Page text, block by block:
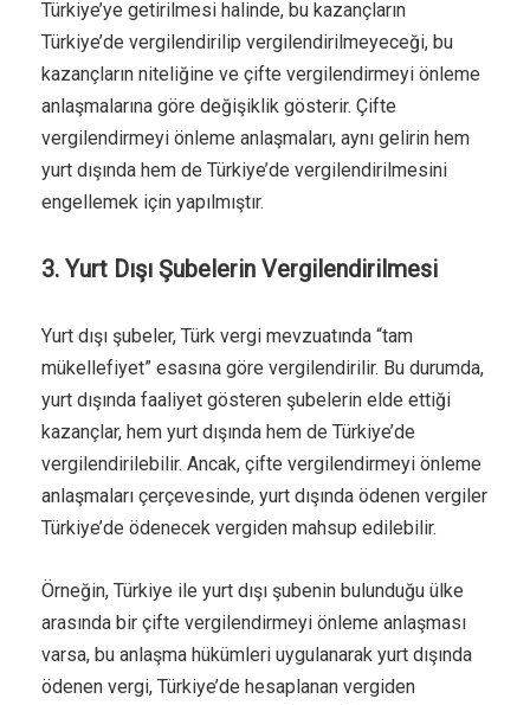
Türkiye’ye getirilmesi halinde, bu kazançların
Türkiye’de vergilendirilip vergilendirilmeyeceği, bu
kazançların niteliğine ve çifte vergilendirmeyi önleme
anlaşmalarına göre değişiklik gösterir. Çifte
vergilendirmeyi önleme anlaşmaları, aynı gelirin hem
yurt dışında hem de Türkiye’de vergilendirilmesini
engellemek için yapılmıştır.
3. Yurt Dışı Şubelerin Vergilendirilmesi
Yurt dışı şubeler, Türk vergi mevzuatında “tam
mükellefiyet” esasına göre vergilendirilir. Bu durumda,
yurt dışında faaliyet gösteren şubelerin elde ettiği
kazançlar, hem yurt dışında hem de Türkiye’de
vergilendirilebilir. Ancak, çifte vergilendirmeyi önleme
anlaşmaları çerçevesinde, yurt dışında ödenen vergiler
Türkiye’de ödenecek vergiden mahsup edilebilir.
Örneğin, Türkiye ile yurt dışı şubenin bulunduğu ülke
arasında bir çifte vergilendirmeyi önleme anlaşması
varsa, bu anlaşma hükümleri uygulanarak yurt dışında
ödenen vergi, Türkiye’de hesaplanan vergiden